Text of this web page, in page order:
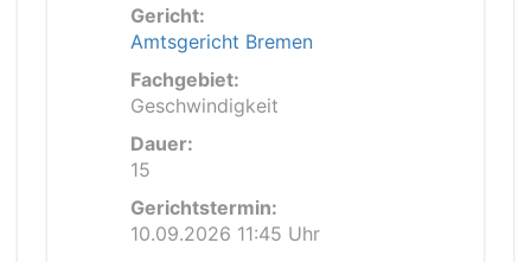
Gericht:
Amtsgericht Bremen
Fachgebiet:
Geschwindigkeit
Dauer:
15
Gerichtstermin:
10.09.2026 11:45 Uhr